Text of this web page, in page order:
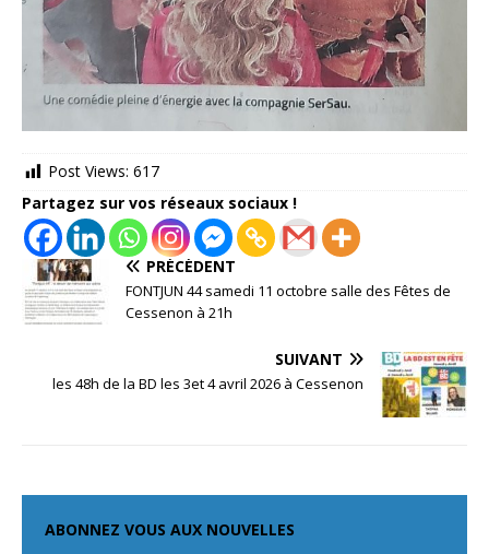
Post Views: 617
Partagez sur vos réseaux sociaux !
PRÉCÉDENT
FONTJUN 44 samedi 11 octobre salle des Fêtes de
Cessenon à 21h
SUIVANT
les 48h de la BD les 3et 4 avril 2026 à Cessenon
ABONNEZ VOUS AUX NOUVELLES